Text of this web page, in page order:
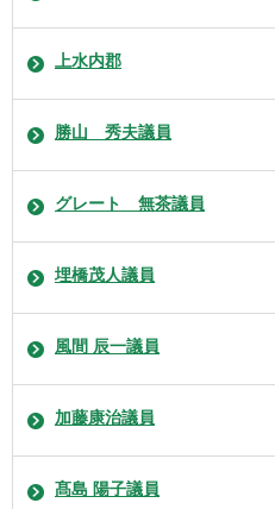
上水内郡
勝山 秀夫議員
グレート 無茶議員
埋橋茂人議員
風間 辰一議員
加藤康治議員
髙島 陽子議員